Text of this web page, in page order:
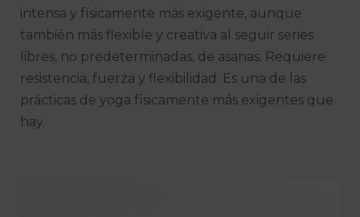
intensa y físicamente más exigente, aunque
también más flexible y creativa al seguir series
libres, no predeterminadas, de asanas. Requiere
resistencia, fuerza y flexibilidad. Es una de las
prácticas de yoga físicamente más exigentes que
hay.